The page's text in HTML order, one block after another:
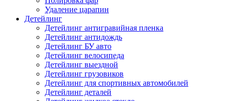
Удаление царапин
Детейлинг
Детейлинг антигравийная пленка
Детейлинг антидождь
Детейлинг БУ авто
Детейлинг велосипеда
Детейлинг выездной
Детейлинг грузовиков
Детейлинг для спортивных автомобилей
Детейлинг деталей